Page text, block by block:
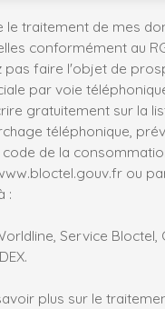
le traitement de mes
conformément au
pas faire l'objet de
par voie
gratuitement sur la
téléphonique,
code de la
ou
:
Service Bloctel,
plus sur le